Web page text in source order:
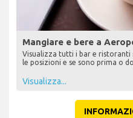
Mangiare e bere a
Visualizza tutti i bar e ristoranti
le posizioni e se sono prima o
Visualizza...